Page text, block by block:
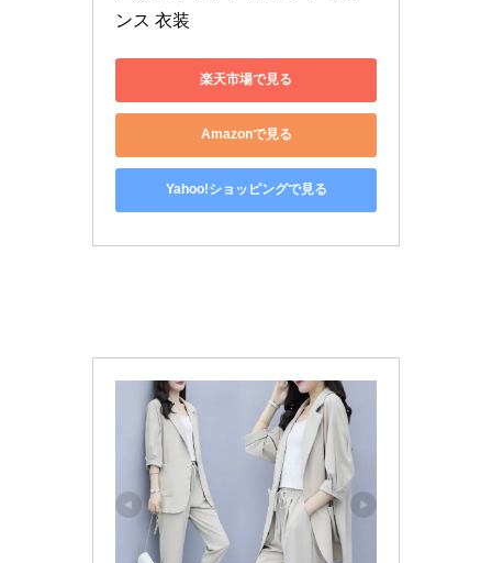
ンス 衣装
楽天市場で見る
Amazonで見る
Yahoo!ショッピングで見る